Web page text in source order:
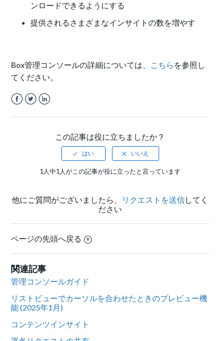
ンロードできるようにする
提供されるさまざまなインサイトの数を増やす
Box管理コンソールの詳細については、 こちら を参照し
てください。
この記事は役に立ちましたか？
1人中1人がこの記事が役に立ったと言っています
他にご質問がございましたら、 リクエストを送信してく
ださい
ページの先頭へ戻る
関連記事
管理コンソールガイド
リストビューでカーソルを合わせたときのプレビュー機
能 (2025年1月)
コンテンツインサイト